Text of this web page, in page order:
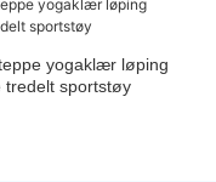
yogaklær løping
tredelt sportstøy